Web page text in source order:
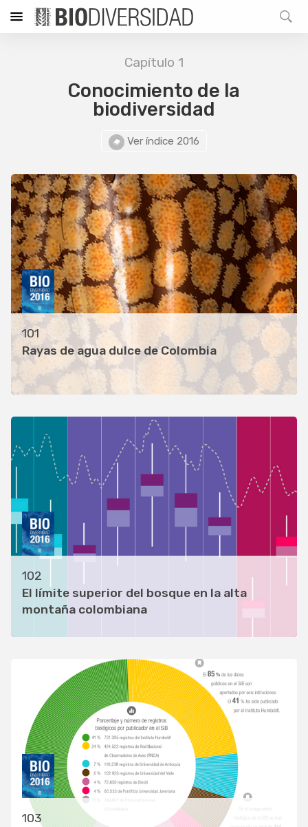
Capítulo 1
Conocimiento de la
biodiversidad
Ver índice 2016
101
Rayas de agua dulce de Colombia
102
El límite superior del bosque en la alta
montaña colombiana
103